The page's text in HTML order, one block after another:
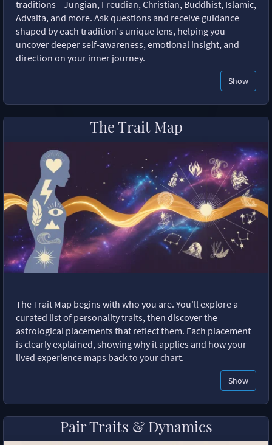
traditions—Jungian, Freudian, Christian, Buddhist, Islamic,
Advaita, and more. Ask questions and receive guidance
shaped by each tradition's unique lens, helping you
uncover deeper self-awareness, emotional insight, and
direction on your inner journey.
Show
The Trait Map
The Trait Map begins with who you are. You'll explore a
curated list of personality traits, then discover the
astrological placements that reflect them. Each placement
is clearly explained, showing why it applies and how your
lived experience maps back to your chart.
Show
Pair Traits & Dynamics